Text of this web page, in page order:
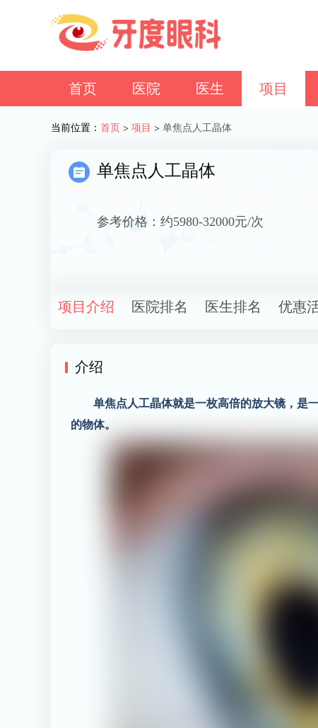
首页 医院 医生 项目
当前位置： 首页 > 项目 > 单焦点人工晶体
单焦点人工晶体
参考价格： 约5980-32000元/次
项目介绍 医院排名 医生排名 优惠
介绍
单焦点人工晶体就是一枚高倍的放大镜，是
的物体。